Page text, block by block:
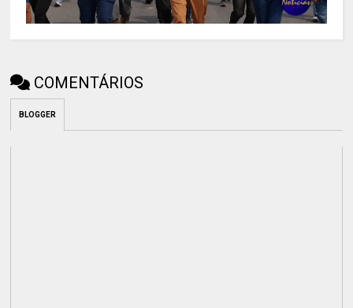
COMENTÁRIOS
BLOGGER